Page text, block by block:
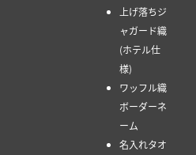
上げ落ちジ
ャガード織
(ホテル仕
様)
ワッフル織
ボーダーネ
ーム
名入れタオ